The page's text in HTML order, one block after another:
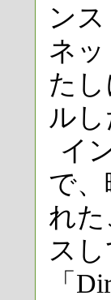
ン
ネ
た
ルし
イ
で
れた
ス
「